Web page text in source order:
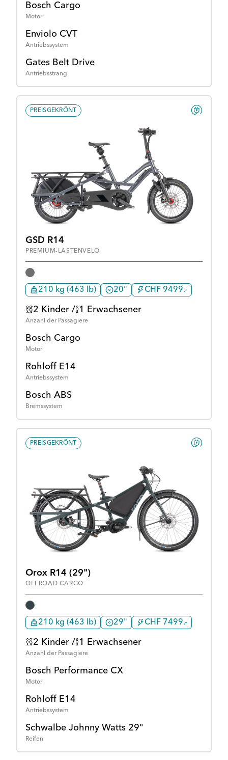
Bosch Cargo
Motor
Enviolo CVT
Antriebssystem
Gates Belt Drive
Antriebsstrang
PREISGEKRÖNT
GSD R14
PREMIUM-LASTENVELO
210 kg (463 lb) 20" CHF 9499.-
2 Kinder / 1 Erwachsener
Anzahl der Passagiere
Bosch Cargo
Motor
Rohloff E14
Antriebssystem
Bosch ABS
Bremssystem
PREISGEKRÖNT
Orox R14 (29")
OFFROAD CARGO
210 kg (463 lb) 29" CHF 7499.-
2 Kinder / 1 Erwachsener
Anzahl der Passagiere
Bosch Performance CX
Motor
Rohloff E14
Antriebssystem
Schwalbe Johnny Watts 29"
Reifen